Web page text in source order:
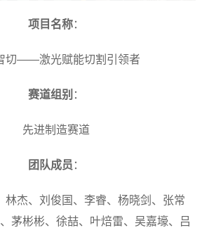
项目名称：
切——激光赋能切割引领者
赛道组别 ：
先进制造赛道
团队成员 ：
林杰、刘俊国、李睿、杨晓剑、张常
茅彬彬、徐喆、叶焙雷、吴嘉壕、吕